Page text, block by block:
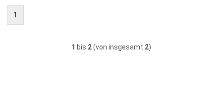
1
1 bis 2(von insgesamt 2)